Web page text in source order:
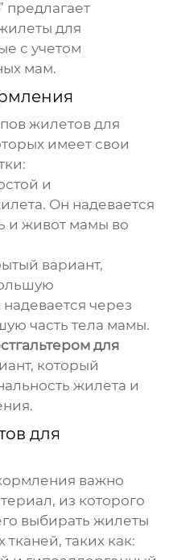
предлагает
для
с учетом
мам.
жилетов для
имеет свои
и
Он надевается
и живот мамы во
вариант,
через
часть тела мамы.
для
который
жилета и
для
важно
из которого
выбирать жилеты
таких как: